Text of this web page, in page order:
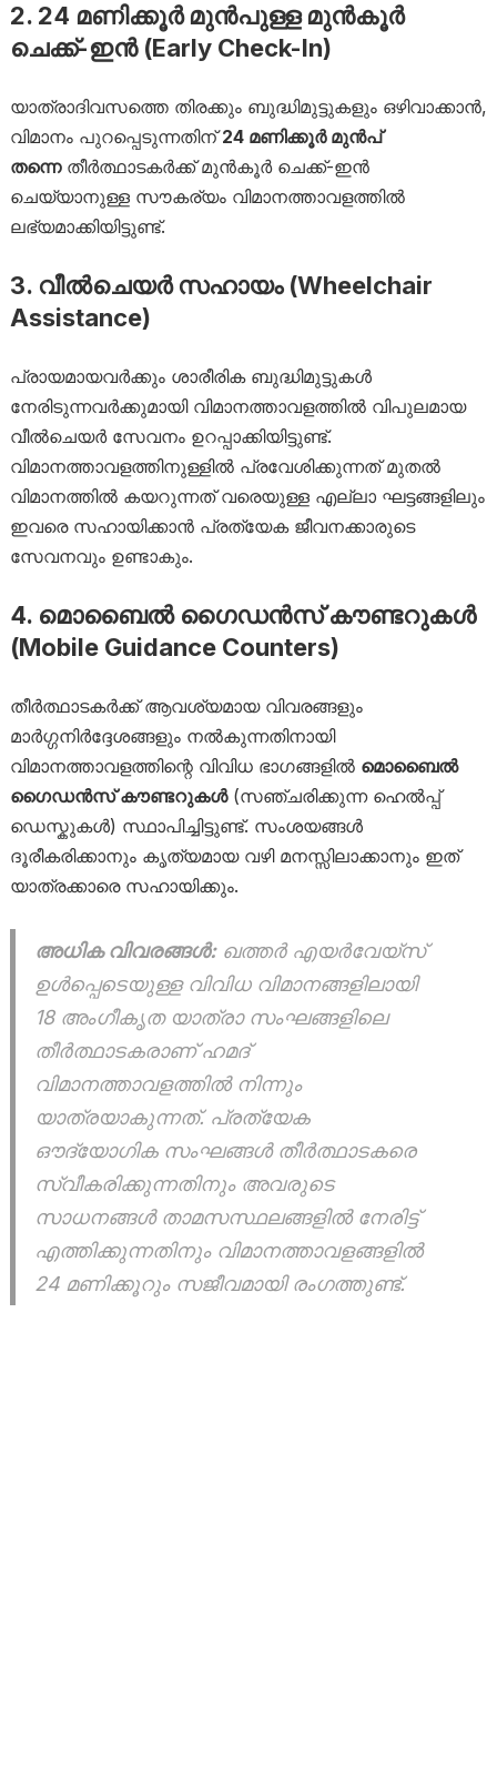
2. 24 മണിക്കൂർ മുൻപുള്ള മുൻകൂർ
ചെക്ക്-ഇൻ (Early Check-In)
യാത്രാദിവസത്തെ തിരക്കും ബുദ്ധിമുട്ടുകളും ഒഴിവാക്കാൻ,
വിമാനം പുറപ്പെടുന്നതിന്24 മണിക്കൂർ മുൻപ്
തന്നെതീർത്ഥാടകർക്ക് മുൻകൂർ ചെക്ക്-ഇൻ
ചെയ്യാനുള്ള സൗകര്യം വിമാനത്താവളത്തിൽ
ലഭ്യമാക്കിയിട്ടുണ്ട്.
3. വീൽചെയർ സഹായം (Wheelchair
Assistance)
പ്രായമായവർക്കും ശാരീരിക ബുദ്ധിമുട്ടുകൾ
നേരിടുന്നവർക്കുമായി വിമാനത്താവളത്തിൽ വിപുലമായ
വീൽചെയർ സേവനം ഉറപ്പാക്കിയിട്ടുണ്ട്.
വിമാനത്താവളത്തിനുള്ളിൽ പ്രവേശിക്കുന്നത് മുതൽ
വിമാനത്തിൽ കയറുന്നത് വരെയുള്ള എല്ലാ ഘട്ടങ്ങളിലും
ഇവരെ സഹായിക്കാൻ പ്രത്യേക ജീവനക്കാരുടെ
സേവനവും ഉണ്ടാകും.
4. മൊബൈൽ ഗൈഡൻസ് കൗണ്ടറുകൾ
(Mobile Guidance Counters)
തീർത്ഥാടകർക്ക് ആവശ്യമായ വിവരങ്ങളും
മാർഗ്ഗനിർദ്ദേശങ്ങളും നൽകുന്നതിനായി
വിമാനത്താവളത്തിന്റെ വിവിധ ഭാഗങ്ങളിൽ മൊബൈൽ
ഗൈഡൻസ് കൗണ്ടറുകൾ(സഞ്ചരിക്കുന്ന ഹെൽപ്പ്
ഡെസ്കുകൾ) സ്ഥാപിച്ചിട്ടുണ്ട്. സംശയങ്ങൾ
ദൂരീകരിക്കാനും കൃത്യമായ വഴി മനസ്സിലാക്കാനും ഇത്
യാത്രക്കാരെ സഹായിക്കും.
അധിക വിവരങ്ങൾ:ഖത്തർ എയർവേയ്‌സ്
ഉൾപ്പെടെയുള്ള വിവിധ വിമാനങ്ങളിലായി
18 അംഗീകൃത യാത്രാ സംഘങ്ങളിലെ
തീർത്ഥാടകരാണ് ഹമദ്
വിമാനത്താവളത്തിൽ നിന്നും
യാത്രയാകുന്നത്. പ്രത്യേക
ഔദ്യോഗിക സംഘങ്ങൾ തീർത്ഥാടകരെ
സ്വീകരിക്കുന്നതിനും അവരുടെ
സാധനങ്ങൾ താമസസ്ഥലങ്ങളിൽ നേരിട്ട്
എത്തിക്കുന്നതിനും വിമാനത്താവളങ്ങളിൽ
24 മണിക്കൂറും സജീവമായി രംഗത്തുണ്ട്.